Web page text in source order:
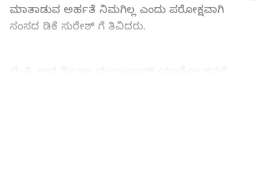
ಮಾತಾಡುವ ಅರ್ಹತೆ ನಿಮಗಿಲ್ಲ ಎಂದು ಪರೋಕ್ಷವಾಗಿ
ಸಂಸದ ಡಿಕೆ ಸುರೇಶ್ ಗೆ ತಿವಿದರು.